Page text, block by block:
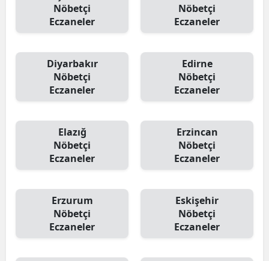
Karabük
Düzce
Nöbetçi
Eczaneler
Nöbetçi
Eczaneler
Diyarbakır
Nöbetçi
Eczaneler
Edirne
Nöbetçi
Eczaneler
Elazığ
Nöbetçi
Eczaneler
Erzincan
Nöbetçi
Eczaneler
Erzurum
Nöbetçi
Eczaneler
Eskişehir
Nöbetçi
Eczaneler